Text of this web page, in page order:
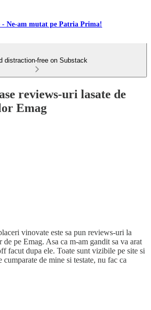
- Ne-am mutat pe Patria Prima!
distraction-free on Substack
reviews-uri lasate de
Emag
vinovate este sa pun reviews-uri la
de pe Emag. Asa ca m-am gandit sa va arat
facut dupa ele. Toate sunt vizibile pe site si
cumparate de mine si testate, nu fac ca